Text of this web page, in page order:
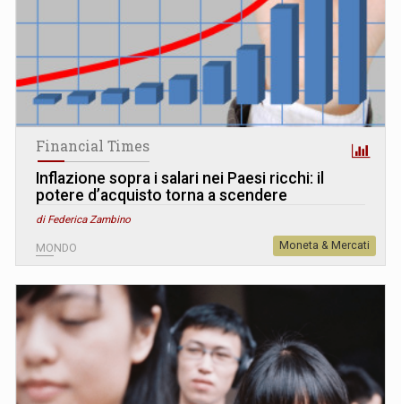
Financial Times
Inflazione sopra i salari nei Paesi ricchi: il
potere d’acquisto torna a scendere
di Federica Zambino
MONDO Moneta & Mercati